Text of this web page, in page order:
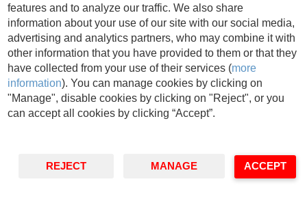
features and to analyze our traffic. We also share
information about your use of our site with our social media,
advertising and analytics partners, who may combine it with
other information that you have provided to them or that they
have collected from your use of their services (more
information). You can manage cookies by clicking on
"Manage", disable cookies by clicking on "Reject", or you
can accept all cookies by clicking “Accept”.
REJECT MANAGE ACCEPT
* Campos obligatorios ** Puedes consultar nuestra politica de
privacidad
Responsable: IESE Business School. Propósito: Gestionar las actividades
desarrolladas por IESE y enviar información relacionada con la actividad de
IESE o las entidades pertenecientes a su ámbito educativo, incluyendo
medios electrónicos. Derechos: Puede retirar su consentimiento, así como
ejercer sus derechos de acceso, rectificación, supresión, portabilidad,